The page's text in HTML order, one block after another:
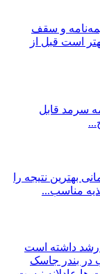
و سقف
است قبل از
سرمد قابل
بهترین نتیجه را
مناسب...